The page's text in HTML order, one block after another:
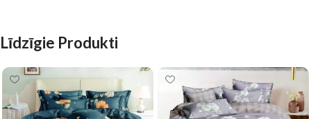
Līdzīgie Produkti